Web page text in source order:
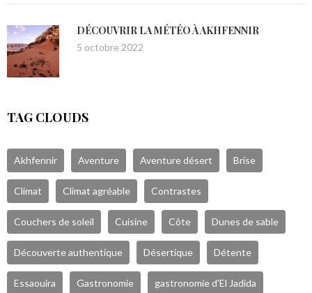
DÉCOUVRIR LA MÉTÉO À AKHFENNIR
5 octobre 2022
TAG CLOUDS
Akhfennir Aventure Aventure désert Brise
Climat Climat agréable Contrastes
Couchers de soleil Cuisine Côte Dunes de sable
Découverte authentique Désertique Détente
Essaouira Gastronomie gastronomie d'El Jadida